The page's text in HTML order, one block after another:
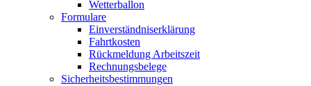
Wetterballon
Formulare
Einverständniserklärung
Fahrtkosten
Rückmeldung Arbeitszeit
Rechnungsbelege
Sicherheitsbestimmungen